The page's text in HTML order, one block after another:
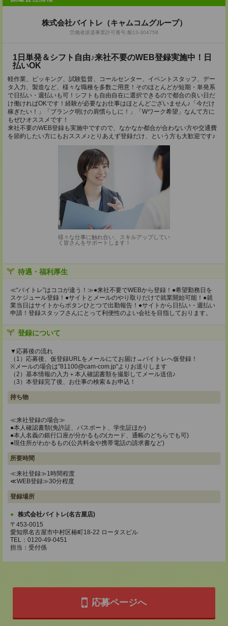
株式会社バイトレ（キャムコムグループ）
労働者派遣事業許可番号:般13-304758
1日単発＆シフト自由♪来社不要のWEB登録実施中！日
払いOK
軽作業、ピッキング、試験監督、コールセンター、イベントスタッフ、デー
タ入力、製造など、様々な職種を多数ご用意！そのほとんどが短期・単発系
で日払い・週払いも可！シフトも自由自在に選択できるので都合の良い日だ
け働ければOKです！経験が必要なお仕事はほとんどございません♪「今だけ
稼ぎたい！」「ブランク明けの肩慣らしに！」「Wワーク希望」なんて方に
もぜひオススメです！
来社不要のWEB登録も実施中ですので、なかなか都合が合わない方や交通費
を節約したい方にもおススメ♪とりあえず登録だけ、という方も大歓迎です♪
様々な仕事に触れ合い、スキルアップしてい
く皆さんをサポートします！
待遇・福利厚生
≪“バイトレ”はココが違う！≫●来社不要でWEBから登録！●希望勤務日を
スケジュール登録！●サイトとメールのやり取りだけで就業開始可能！●就
業当日はサイトからボタンひとつで出勤報告！●サイトから日払い・週払い
申請！登録スタッフさんにとって利便性のよい会社を目指しております。
登録について
▼応募後の流れ
（1）応募後、仮登録URLをメールにてお届け→バイトレへ仮登録！
※メールの場合は"81100@cam-com.jp"よりお送りします
（2）基本情報の入力＋本人確認書類を撮影してメール送信♪
（3）本登録完了後、お仕事の検索＆お申込！
持ち物
≪来社登録の場合≫
●本人確認書類(免許証、パスポート、学生証ほか)
●本人名義の銀行口座が分かるもの(カード、通帳のどちらでも可)
●現住所がわかるもの(公共料金や携帯電話の請求書など)
所要時間
≪来社登録≫1時間程度
≪WEB登録≫30分程度
登録場所
株式会社バイトレ(名古屋店)
〒453-0015
愛知県名古屋市中村区椿町18-22 ロータスビル
TEL：0120-49-0451
担当：受付係
応募ページへ